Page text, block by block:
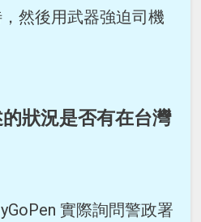
然後用武器強迫司機
狀況是否有在台灣
實際詢問警政署